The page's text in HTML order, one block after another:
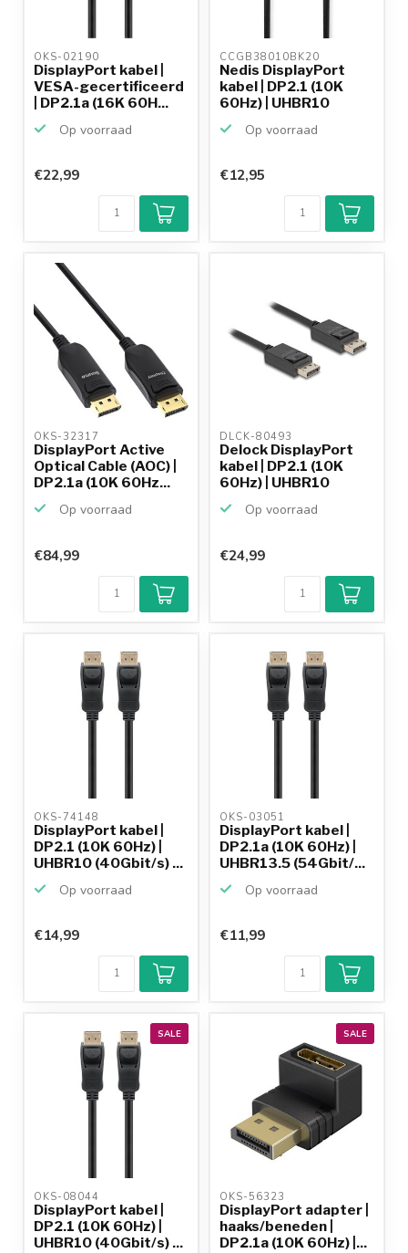
OKS-02190
DisplayPort kabel |
VESA-gecertificeerd
| DP2.1a (16K 60H...
Op voorraad
€22,99
CCGB38010BK20
Nedis DisplayPort
kabel | DP2.1 (10K
60Hz) | UHBR10
Op voorraad
€12,95
OKS-32317
DisplayPort Active
Optical Cable (AOC) |
DP2.1a (10K 60Hz...
Op voorraad
€84,99
DLCK-80493
Delock DisplayPort
kabel | DP2.1 (10K
60Hz) | UHBR10
Op voorraad
€24,99
OKS-74148
DisplayPort kabel |
DP2.1 (10K 60Hz) |
UHBR10 (40Gbit/s) ...
Op voorraad
€14,99
OKS-03051
DisplayPort kabel |
DP2.1a (10K 60Hz) |
UHBR13.5 (54Gbit/...
Op voorraad
€11,99
SALE
OKS-08044
DisplayPort kabel |
DP2.1 (10K 60Hz) |
UHBR10 (40Gbit/s) ...
SALE
OKS-56323
DisplayPort adapter |
haaks/beneden |
DP2.1a (10K 60Hz) |...